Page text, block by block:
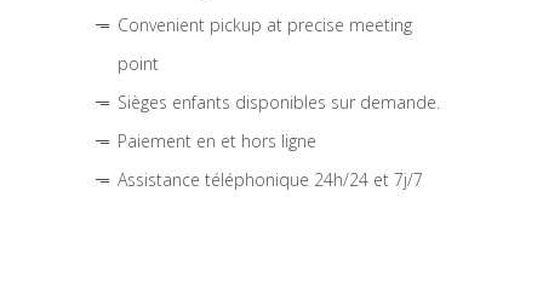
Convenient pickup at precise meeting
point
Sièges enfants disponibles sur demande.
Paiement en et hors ligne
Assistance téléphonique 24h/24 et 7j/7